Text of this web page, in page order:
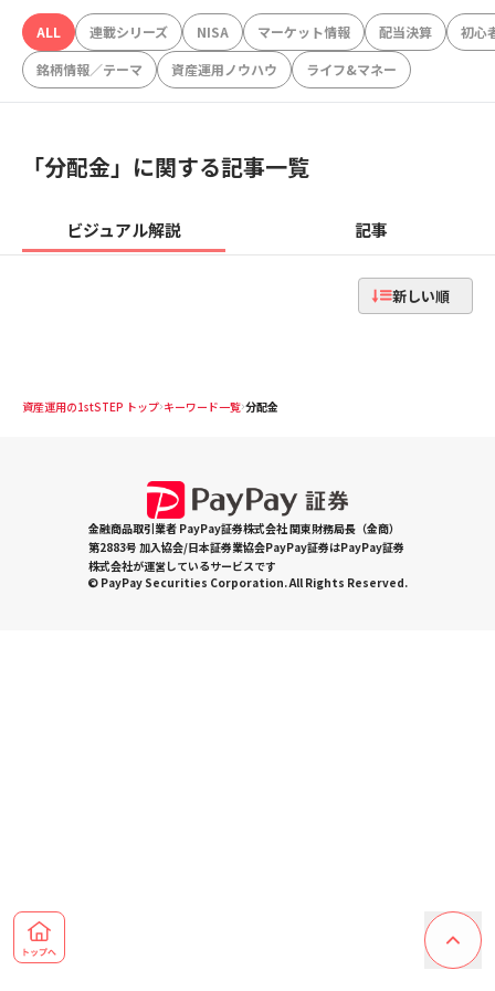
ALL 連載シリーズ NISA マーケット情報 配当決算
初心
銘柄情報／テーマ
資産運用ノウハウ ライフ&マネー
「分配金」に関する記事一覧
ビジュアル解説 記事
新しい順
資産運用の1stSTEP トップ キーワード一覧 分配金
金融商品取引業者 PayPay証券株式会社 関東財務局長（金商）
第2883号 加入協会/日本証券業協会PayPay証券はPayPay証券
株式会社が運営しているサービスです
© PayPay Securities Corporation. All Rights Reserved.